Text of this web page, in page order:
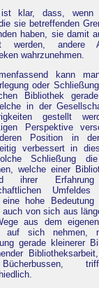
ist klar, dass, wenn
sie betreffenden
haben, sie damit
werden, andere
wahrzunehmen.
kann
oder
Bibliothek
in der
gestellt
Perspektive
Position in
verbessert in
Schließung
welche einer
ihrer
eine hohe Bedeutung
auch von sich aus
aus dem
auf sich nehmen,
gerade kleinerer